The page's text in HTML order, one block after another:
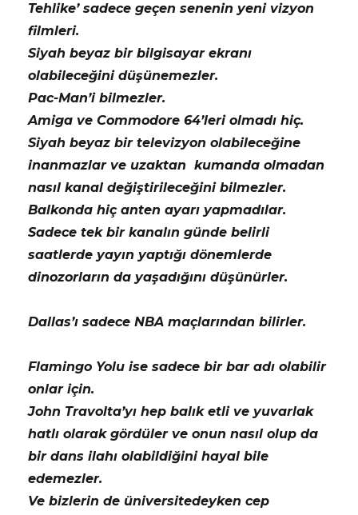
Tehlike’ sadece geçen senenin yeni vizyon
filmleri.
Siyah beyaz bir bilgisayar ekranı
olabileceğini düşünemezler.
Pac-Man’i bilmezler.
Amiga ve Commodore 64’leri olmadı hiç.
Siyah beyaz bir televizyon olabileceğine
inanmazlar ve uzaktan kumanda olmadan
nasıl kanal değiştirileceğini bilmezler.
Balkonda hiç anten ayarı yapmadılar.
Sadece tek bir kanalın günde belirli
saatlerde yayın yaptığı dönemlerde
dinozorların da yaşadığını düşünürler.
Dallas’ı sadece NBA maçlarından bilirler.
Flamingo Yolu ise sadece bir bar adı olabilir
onlar için.
John Travolta’yı hep balık etli ve yuvarlak
hatlı olarak gördüler ve onun nasıl olup da
bir dans ilahı olabildiğini hayal bile
edemezler.
Ve bizlerin de üniversitedeyken cep